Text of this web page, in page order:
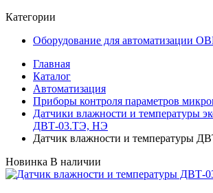
Категории
Оборудование для автоматизации
Главная
Каталог
Автоматизация
Приборы контроля параметров
Датчики влажности и температуры
ДВТ-03.ТЭ, НЭ
Датчик влажности и температуры
Новинка В наличии